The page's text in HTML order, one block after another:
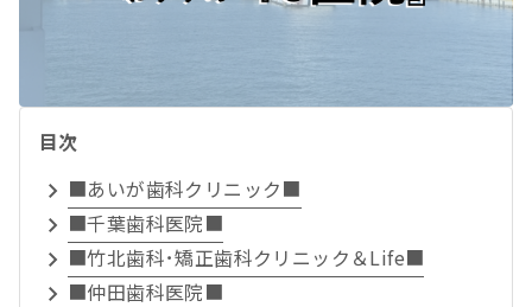
目次
■あいが歯科クリニック■
■千葉歯科医院■
■竹北歯科･矯正歯科クリニック＆Life■
■仲田歯科医院■